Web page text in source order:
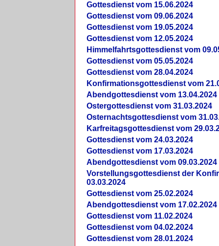
Gottesdienst vom 15.06.2024
Gottesdienst vom 09.06.2024
Gottesdienst vom 19.05.2024
Gottesdienst vom 12.05.2024
Himmelfahrtsgottesdienst vom
Gottesdienst vom 05.05.2024
Gottesdienst vom 28.04.2024
Konfirmationsgottesdienst vom
Abendgottesdienst vom 13.04.2024
Ostergottesdienst vom 31.03.2024
Osternachtsgottesdienst vom
Karfreitagsgottesdienst vom
Gottesdienst vom 24.03.2024
Gottesdienst vom 17.03.2024
Abendgottesdienst vom 09.03.2024
Vorstellungsgottesdienst der
03.03.2024
Gottesdienst vom 25.02.2024
Abendgottesdienst vom 17.02.2024
Gottesdienst vom 11.02.2024
Gottesdienst vom 04.02.2024
Gottesdienst vom 28.01.2024